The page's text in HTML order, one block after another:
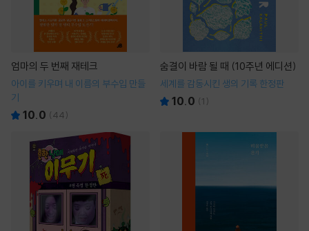
엄마의 두 번째 재테크
아이를 키우며 내 이름의 부수입 만들
기
10.0 (44)
숨결이 바람 될 때 (10주년 에디션)
세계를 감동시킨 생의 기록 한정판
10.0 (1 )